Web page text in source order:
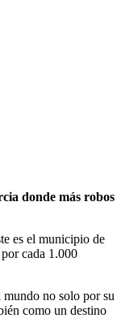
donde más robos
es el municipio de
cada 1.000
mundo no solo por su
como un destino